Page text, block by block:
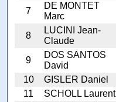
7
DE MONTET
Marc
8
LUCINI Jean-
Claude
9
DOS SANTOS
David
10
GISLER Daniel
11
SCHOLL Laurent